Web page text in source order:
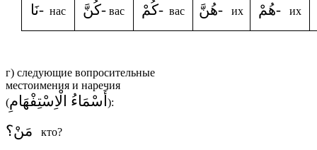
-نَاнас -كُنَّ вас -كُمْвас -هُنَّ их -هُمْих
г) следующие вопросительные
местоимения и наречия
(أَسْمَاءُ الْاِسْتِفْهَامِ ):
مَنْ؟ кто?